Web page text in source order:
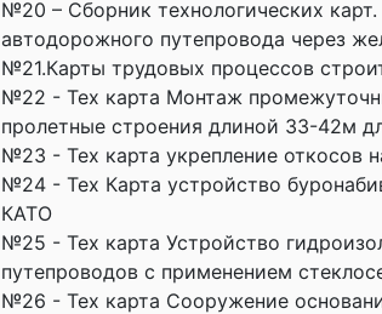
№20 – Сборник технологических
автодорожного путепровода через
№21.Карты трудовых процессов
№22 - Тех карта Монтаж
пролетные строения длиной 33-42м
№23 - Тех карта укрепление откосов
№24 - Тех Карта устройство
КАТО
№25 - Тех карта Устройство
путепроводов с применением
№26 - Тех карта Сооружение